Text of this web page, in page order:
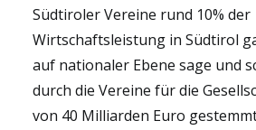
Südtiroler Vereine rund 10% der
Wirtschaftsleistung in Südtirol
auf nationaler Ebene sage und
durch die Vereine für die
von 40 Milliarden Euro